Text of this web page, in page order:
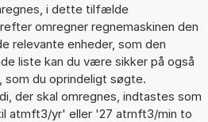
i dette tilfælde
omregner regnemaskinen den
relevante enheder, som den
liste kan du være sikker på også
som du oprindeligt søgte.
der skal omregnes, indtastes som
atmft3/yr' eller '27 atmft3/min to